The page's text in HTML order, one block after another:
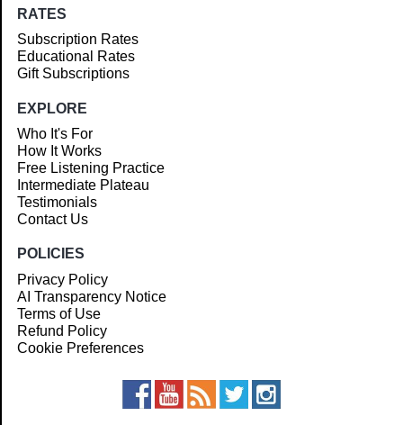
RATES
Subscription Rates
Educational Rates
Gift Subscriptions
EXPLORE
Who It's For
How It Works
Free Listening Practice
Intermediate Plateau
Testimonials
Contact Us
POLICIES
Privacy Policy
AI Transparency Notice
Terms of Use
Refund Policy
Cookie Preferences